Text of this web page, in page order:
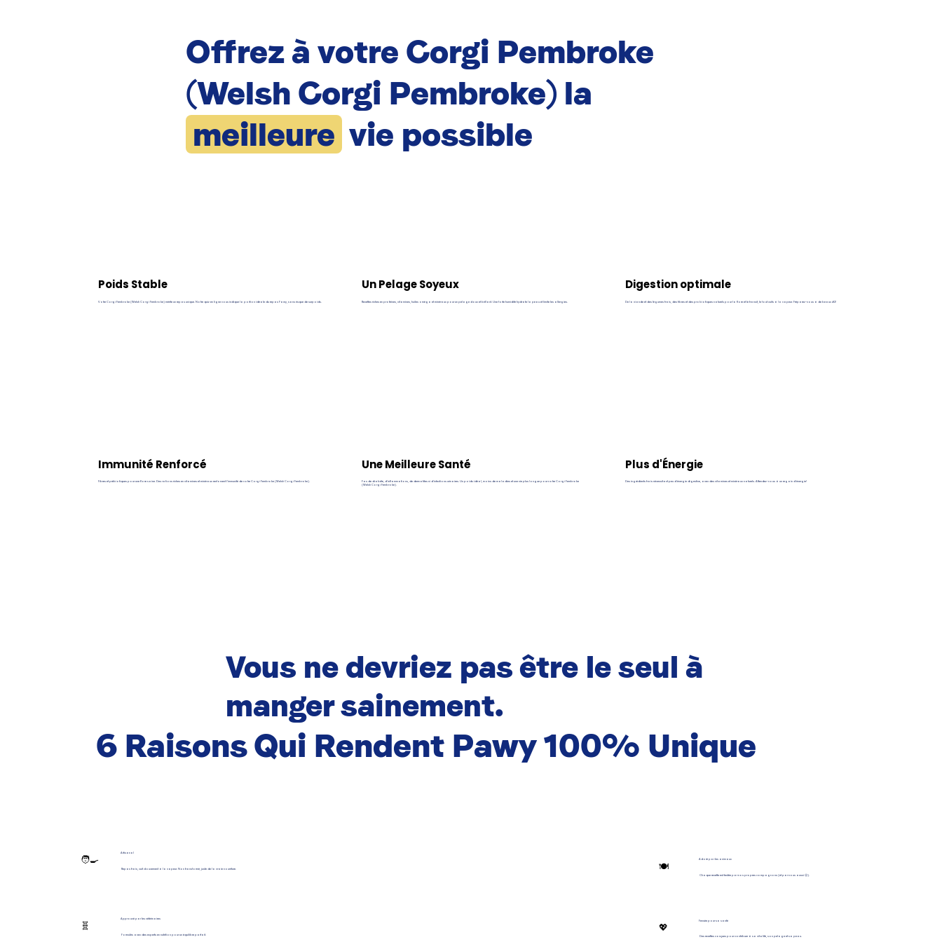
Offrez à votre Corgi Pembroke
(Welsh Corgi Pembroke) la
meilleure vie possible
Poids Stable
Votre Corgi Pembroke (Welsh Corgi Pembroke) mérite un repas unique. Notre quiz en ligne vous indique la portion idéale du repas Pawy, sans risque de surpoids.
Un Pelage Soyeux
Recettes riches en protéines, vitamines, huiles oméga et minéraux pour un pelage doux et brillant. Une forte humidité hydrate la peau et limite les allergies.
Digestion optimale
De la viande et des légumes frais, des fibres et des probiotiques naturels pour la flore et le transit, le tout cuits à la vapeur. Préparez-vous à de beaux #2!
Immunité Renforcé
Fibres et prébiotiques pour une flore saine. Des rations riches en vitamines et minéraux renforcent l’immunité de votre Corgi Pembroke (Welsh Corgi Pembroke).
Une Meilleure Santé
Pas de diabète, d’inflammations, de dermatites ni d’infections urinaires. Un poids idéal, moins de maladies et une vie plus longue pour votre Corgi Pembroke
(Welsh Corgi Pembroke).
Plus d'Énergie
Des ingrédients frais nécessitant peu d'énergie digestive, avec des vitamines et minéraux naturels. Attendez-vous à un regain d'énergie!
Vous ne devriez pas être le seul à
manger sainement.
6 Raisons Qui Rendent Pawy 100% Unique
🧑‍🍳
Artisanal
Repas frais, cuit doucement à la vapeur. Non transformé, juste de la vraie nourriture.
🧬
Formulés avec des experts en nutrition pour un équilibre parfait.
Approuvé par les vétérinaires
💖
Pensée pour sa santé
Des recettes conçues pour contribuer à sa vitalité, son pelage et sa peau.
🍽️
Adoré par les animaux
Chaque recette est testée par nos propres compagnons (et par nous aussi 😉).